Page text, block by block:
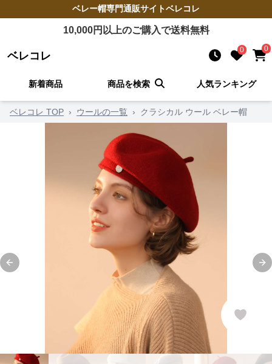
ベレー帽専門通販サイトベレコレ
10,000円以上のご購入で送料無料
ベレコレ 0 0
新着商品 商品を検索 人気ランキング
ベレコレ TOP › ウールの一覧 › クラシカル ウール ベレー帽
Previous slide